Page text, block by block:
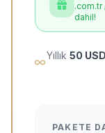
.com.tr
dahil!
Yıllık 50
PAKETE